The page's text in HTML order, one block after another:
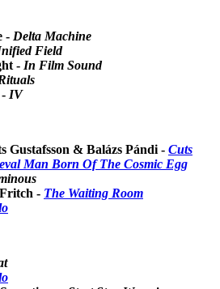
- Delta Machine
Field
- In Film Sound
IV
Gustafsson & Balázs Pándi - Cuts
Man Born Of The Cosmic Egg
- The Waiting Room